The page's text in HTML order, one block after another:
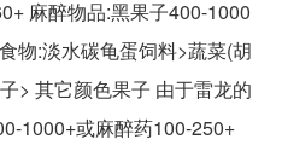
麻醉物品:黑果子400-1000
物:淡水碳龟蛋饲料>蔬菜(胡
> 其它颜色果子 由于雷龙的
1000+或麻醉药100-250+